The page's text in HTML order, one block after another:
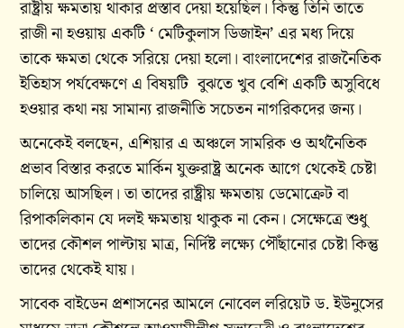
রাষ্ট্রীয় ক্ষমতায় থাকার প্রস্তাব দেয়া হয়েছিল। কিন্তু তিনি তাতে
রাজী না হওয়ায় একটি ‘ মেটিকুলাস ডিজাইন’ এর মধ্য দিয়ে
তাকে ক্ষমতা থেকে সরিয়ে দেয়া হলো। বাংলাদেশের রাজনৈতিক
ইতিহাস পর্যবেক্ষণে এ বিষয়টি বুঝতে খুব বেশি একটি অসুবিধে
হওয়ার কথা নয় সামান্য রাজনীতি সচেতন নাগরিকদের জন্য।
অনেকেই বলছেন, এশিয়ার এ অঞ্চলে সামরিক ও অর্থনৈতিক
প্রভাব বিস্তার করতে মার্কিন যুক্তরাষ্ট্র অনেক আগে থেকেই চেষ্টা
চালিয়ে আসছিল। তা তাদের রাষ্ট্রীয় ক্ষমতায় ডেমোক্রেট বা
রিপাকলিকান যে দলই ক্ষমতায় থাকুক না কেন। সেক্ষেত্রে শুধু
তাদের কৌশল পাল্টায় মাত্র, নির্দিষ্ট লক্ষ্যে পৌঁছানোর চেষ্টা কিন্তু
তাদের থেকেই যায়।
সাবেক বাইডেন প্রশাসনের আমলে নোবেল লরিয়েট ড. ইউনুসের